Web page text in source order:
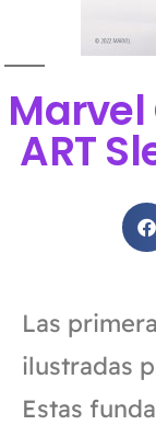
Marvel
ART
Las
ilustradas
Estas